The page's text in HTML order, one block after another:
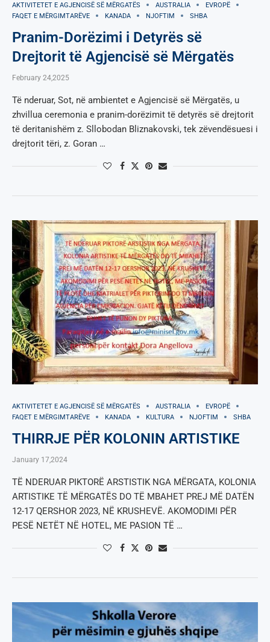
AKTIVITETET E AGJENCISË SË МËRGATËS AUSTRALIA
EVROPË
FAQET E MËRGIMTARËVE
KANADA NJOFTIM SHBA
Pranim-Dorëzimi i Detyrës së
Drejtorit të Agjencisë së Mërgatës
February 24,2025
Të nderuar, Sot, në ambientet e Agjencisë së Mërgatës, u
zhvillua ceremonia e pranim-dorëzimit të detyrës së drejtorit
të deritanishëm z. Sllobodan Bliznakovski, tek zëvendësuesi i
drejtorit tëri, z. Goran …
AKTIVITETET E AGJENCISË SË МËRGATËS AUSTRALIA
EVROPË
FAQET E MËRGIMTARËVE
KANADA KULTURA NJOFTIM SHBA
THIRRJE PËR KOLONIN ARTISTIKE
January 17,2024
TË NDERUAR PIKTORË ARSTISTIK NGA MËRGATA, KOLONIA
ARTISTIKE TË MËRGATËS DO TË MBAHET PREJ MË DATËN
12-17 QERSHOR 2023, NË KRUSHEVË. AKOMODIMI PËR
PESË NETËT NË HOTEL, ME PASION TË …